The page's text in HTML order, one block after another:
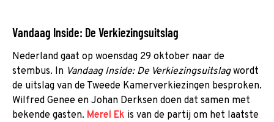
Vandaag Inside: De Verkiezingsuitslag
Nederland gaat op woensdag 29 oktober naar de
stembus. In Vandaag Inside: De Verkiezingsuitslagwordt
de uitslag van de Tweede Kamerverkiezingen besproken.
Wilfred Genee en Johan Derksen doen dat samen met
bekende gasten. Merel Ek is van de partij om het laatste